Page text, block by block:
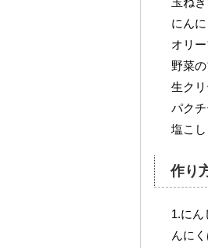
にん
オリ
野菜
生ク
パク
塩こし
作り
1.にん
んに